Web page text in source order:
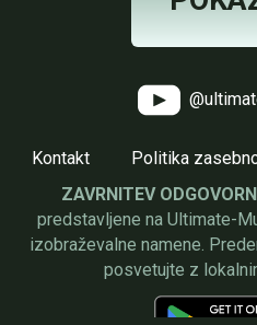
Kontakt Politika
ZAVRNITEV
predstavljene na Ultimate-
izobraževalne namene.
posvetujte z